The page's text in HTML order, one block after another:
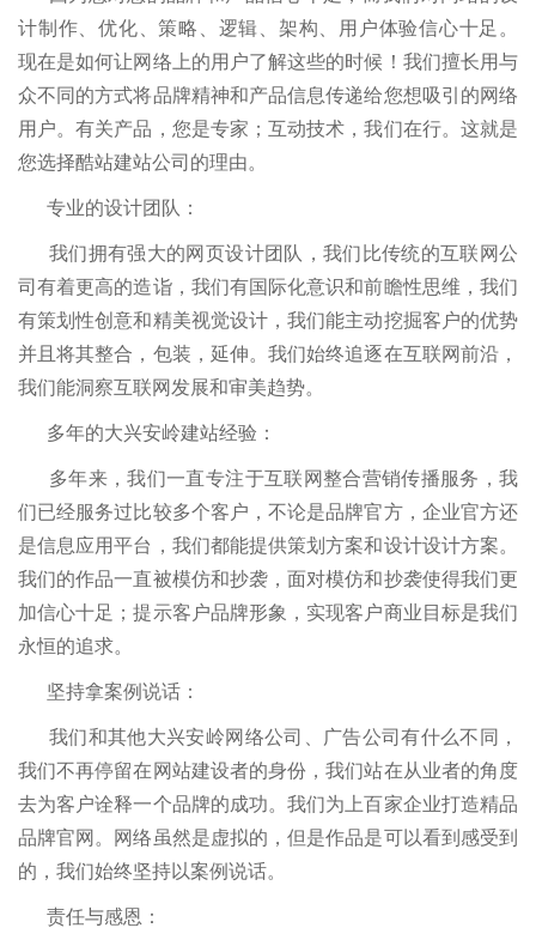
计制作、优化、策略、逻辑、架构、用户体验信心十足。
现在是如何让网络上的用户了解这些的时候！我们擅长用与
众不同的方式将品牌精神和产品信息传递给您想吸引的网络
用户。有关产品，您是专家；互动技术，我们在行。这就是
您选择酷站建站公司的理由。
专业的设计团队：
我们拥有强大的网页设计团队，我们比传统的互联网公
司有着更高的造诣，我们有国际化意识和前瞻性思维，我们
有策划性创意和精美视觉设计，我们能主动挖掘客户的优势
并且将其整合，包装，延伸。我们始终追逐在互联网前沿，
我们能洞察互联网发展和审美趋势。
多年的大兴安岭建站经验：
多年来，我们一直专注于互联网整合营销传播服务，我
们已经服务过比较多个客户，不论是品牌官方，企业官方还
是信息应用平台，我们都能提供策划方案和设计设计方案。
我们的作品一直被模仿和抄袭，面对模仿和抄袭使得我们更
加信心十足；提示客户品牌形象，实现客户商业目标是我们
永恒的追求。
坚持拿案例说话：
我们和其他大兴安岭网络公司、广告公司有什么不同，
我们不再停留在网站建设者的身份，我们站在从业者的角度
去为客户诠释一个品牌的成功。我们为上百家企业打造精品
品牌官网。网络虽然是虚拟的，但是作品是可以看到感受到
的，我们始终坚持以案例说话。
责任与感恩：